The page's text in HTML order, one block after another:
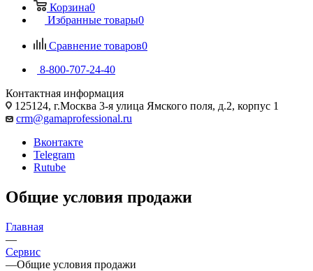
Корзина0
Избранные товары0
Сравнение товаров0
8-800-707-24-40
Контактная информация
125124, г.Москва 3-я улица Ямского поля, д.2, корпус 1
crm@gamaprofessional.ru
Вконтакте
Telegram
Rutube
Общие условия продажи
Главная
—
Сервис
—Общие условия продажи